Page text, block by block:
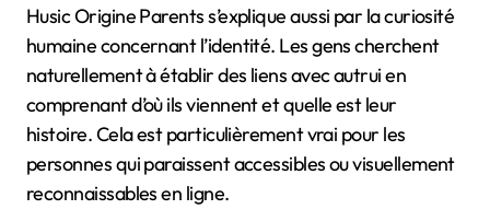
Husic Origine Parents s’explique aussi par la curiosité
humaine concernant l’identité. Les gens cherchent
naturellement à établir des liens avec autrui en
comprenant d’où ils viennent et quelle est leur
histoire. Cela est particulièrement vrai pour les
personnes qui paraissent accessibles ou visuellement
reconnaissables en ligne.